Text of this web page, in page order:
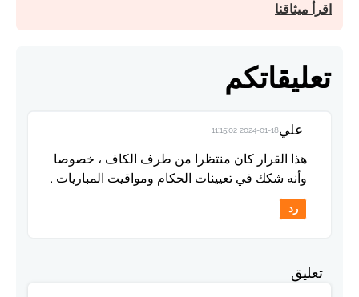
اقرأ ميثاقنا
تعليقاتكم
علي2024-01-18 11:15:02
هذا القرار كان منتظرا من طرف الكاف ، خصوصا
وأنه شكك في تعيينات الحكام ومواقيت المباريات .
رد
تعليق